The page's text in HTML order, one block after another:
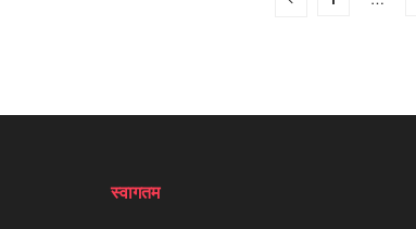
स्वागतम